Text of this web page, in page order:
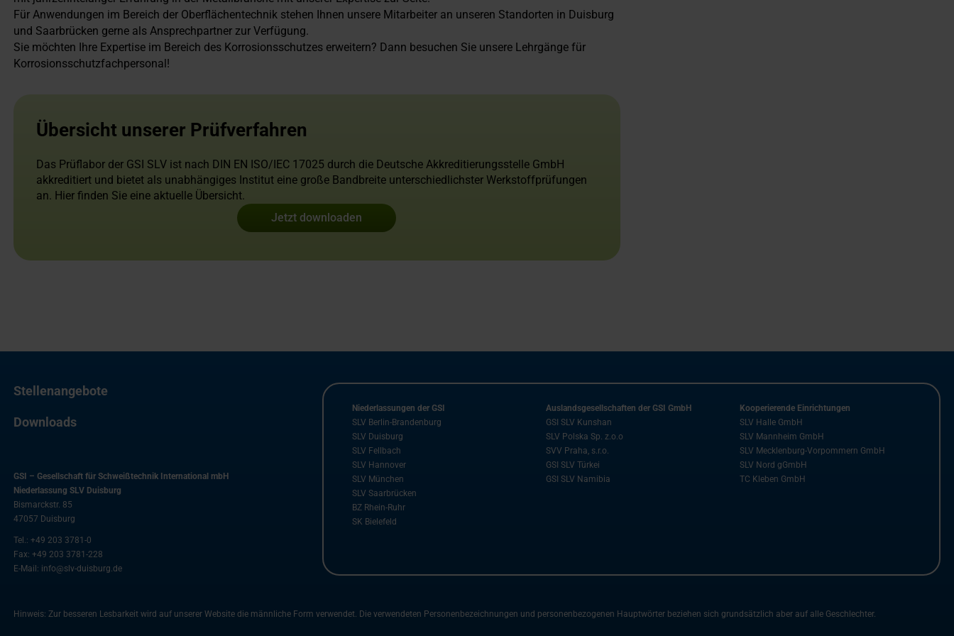
Für Anwendungen im Bereich der Oberflächentechnik stehen Ihnen unsere Mitarbeiter an unseren Standorten in Duisburg
und Saarbrücken gerne als Ansprechpartner zur Verfügung.
Sie möchten Ihre Expertise im Bereich des Korrosionsschutzes erweitern? Dann besuchen Sie unsere Lehrgänge für
Korrosionsschutzfachpersonal!
Übersicht unserer Prüfverfahren
Das Prüflabor der GSI SLV ist nach DIN EN ISO/IEC 17025 durch die Deutsche Akkreditierungsstelle GmbH
akkreditiert und bietet als unabhängiges Institut eine große Bandbreite unterschiedlichster Werkstoffprüfungen
an. Hier finden Sie eine aktuelle Übersicht.
Jetzt downloaden
Stellenangebote
Downloads
GSI – Gesellschaft für Schweißtechnik International mbH
Niederlassung SLV Duisburg
Bismarckstr. 85
47057 Duisburg
Tel.: +49 203 3781-0
Fax: +49 203 3781-228
E-Mail: info@slv-duisburg.de
Niederlassungen der GSI
SLV Berlin-Brandenburg
SLV Duisburg
SLV Fellbach
SLV Hannover
SLV München
SLV Saarbrücken
BZ Rhein-Ruhr
SK Bielefeld
Auslandsgesellschaften der GSI GmbH
GSI SLV Kunshan
SLV Polska Sp. z.o.o
SVV Praha, s.r.o.
GSI SLV Türkei
GSI SLV Namibia
Kooperierende Einrichtungen
SLV Halle GmbH
SLV Mannheim GmbH
SLV Mecklenburg-Vorpommern GmbH
SLV Nord gGmbH
TC Kleben GmbH
Hinweis: Zur besseren Lesbarkeit wird auf unserer Website die männliche Form verwendet. Die verwendeten Personenbezeichnungen und personenbezogenen Hauptwörter beziehen sich grundsätzlich aber auf alle Geschlechter.